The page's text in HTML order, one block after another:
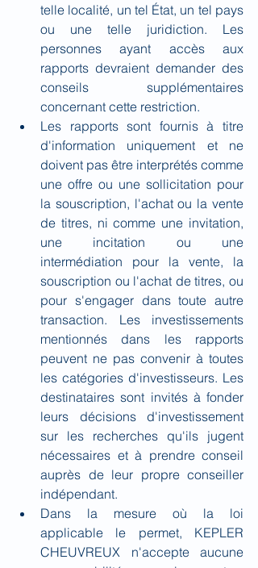
telle localité, un tel État, un tel pays
ou une telle juridiction. Les
personnes ayant accès aux
rapports devraient demander des
conseils supplémentaires
concernant cette restriction.
Les rapports sont fournis à titre
d'information uniquement et ne
doivent pas être interprétés comme
une offre ou une sollicitation pour
la souscription, l'achat ou la vente
de titres, ni comme une invitation,
une incitation ou une
intermédiation pour la vente, la
souscription ou l'achat de titres, ou
pour s'engager dans toute autre
transaction. Les investissements
mentionnés dans les rapports
peuvent ne pas convenir à toutes
les catégories d'investisseurs. Les
destinataires sont invités à fonder
leurs décisions d'investissement
sur les recherches qu'ils jugent
nécessaires et à prendre conseil
auprès de leur propre conseiller
indépendant.
Dans la mesure où la loi
applicable le permet, KEPLER
CHEUVREUX n'accepte aucune